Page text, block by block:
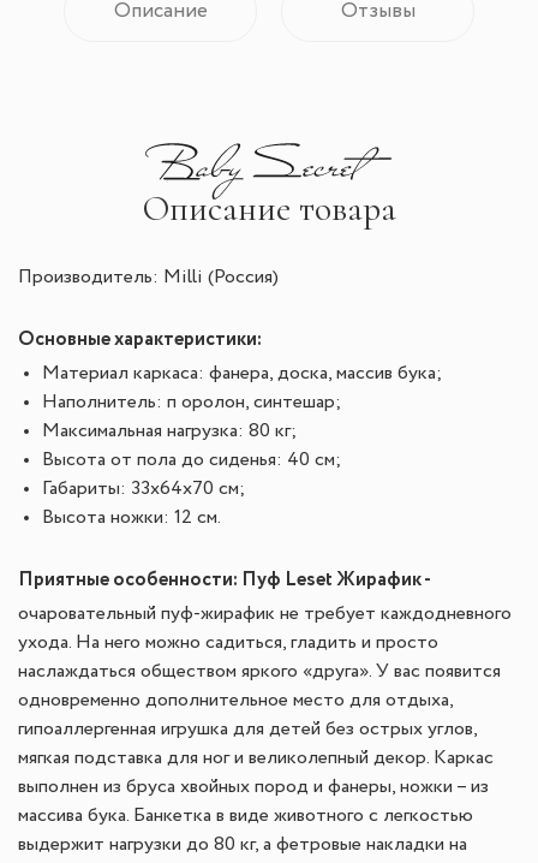
Описание Отзывы
Описание товара
Производитель: Milli (Россия)
Основные характеристики:
Материал каркаса: фанера, доска, массив бука;
Наполнитель: п оролон, синтешар;
Максимальная нагрузка: 80 кг;
Высота от пола до сиденья: 40 см;
Габариты: 33х64х70 см;
Высота ножки: 12 см.
Приятные особенности: Пуф Leset Жирафик -
очаровательный пуф-жирафик не требует каждодневного
ухода. На него можно садиться, гладить и просто
наслаждаться обществом яркого «друга». У вас появится
одновременно дополнительное место для отдыха,
гипоаллергенная игрушка для детей без острых углов,
мягкая подставка для ног и великолепный декор. Каркас
выполнен из бруса хвойных пород и фанеры, ножки – из
массива бука. Банкетка в виде животного с легкостью
выдержит нагрузки до 80 кг, а фетровые накладки на